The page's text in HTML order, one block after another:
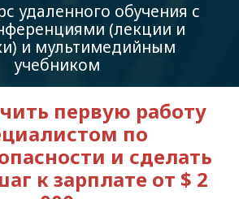
удаленного обучения с
(лекции и
и мультимедийным
учебником
первую работу
по
и сделать
к зарплате от $ 2